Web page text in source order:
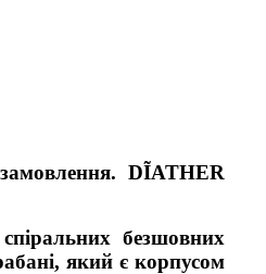
DĨATHER
безшовних
який є корпусом